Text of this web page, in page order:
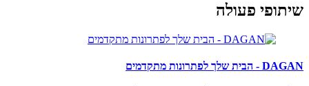
שיתופי פעולה
DAGAN - הבית שלך לפתרונות מתקדמים